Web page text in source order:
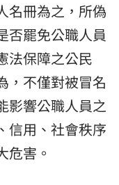
名冊為之，所偽
否罷免公職人員
法保障之公民
，不僅對被冒名
影響公職人員之
信用、社會秩序
危害。